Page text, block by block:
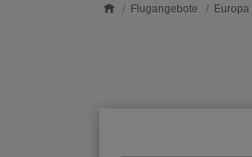
Flugangebote Europa